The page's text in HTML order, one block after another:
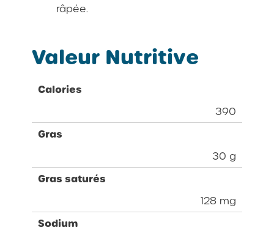
râpée.
Valeur Nutritive
Calories
390
Gras
30 g
Gras saturés
128 mg
Sodium